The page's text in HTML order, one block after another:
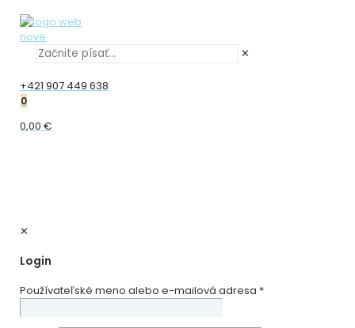
✕
+421 907 449 638
0
0,00 €
✕
Login
Používateľské meno alebo e-mailová adresa *